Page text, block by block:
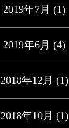
2019年7月 (1)
2019年6月 (4)
2018年12月 (1)
2018年10月 (1)